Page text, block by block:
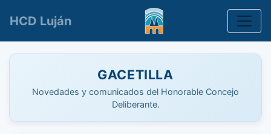
HCD Luján
GACETILLA
Novedades y comunicados del Honorable Concejo
Deliberante.